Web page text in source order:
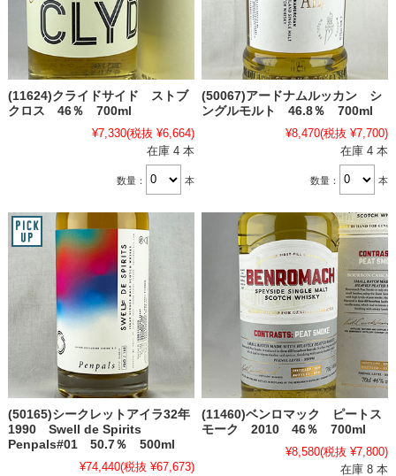
(11624)クライドサイド ストブ
クロス 46％ 700ml
¥7,330(税抜 ¥6,664)
在庫 4 本
数量： 本
(50067)アードナムルッカン シ
ングルモルト 46.8％ 700ml
¥8,470(税抜 ¥7,700)
在庫 4 本
数量： 本
(50165)シークレットアイラ32年
1990 Swell de Spirits
Penpals#01 50.7％ 500ml
¥74,440(税抜 ¥67,673)
(11460)ベンロマック ピートス
モーク 2010 46％ 700ml
¥8,580(税抜 ¥7,800)
在庫 8 本